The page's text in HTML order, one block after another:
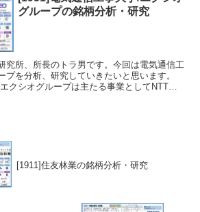
グループの銘柄分析・研究
究所、所長のトラ男です。今回は電気通信工
プを分析、研究していきたいと思います。
クシオグループは主たる事業としてNTTや
[1911]住友林業の銘柄分析・研究